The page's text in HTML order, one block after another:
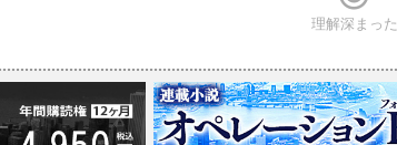
理解深まった